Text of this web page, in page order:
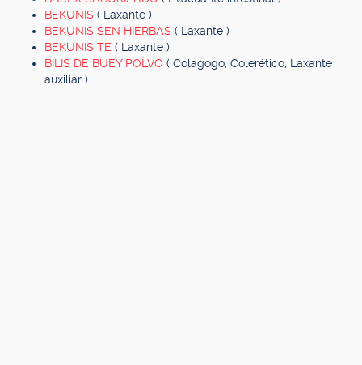
BEKUNIS ( Laxante )
BEKUNIS SEN HIERBAS ( Laxante )
BEKUNIS TE ( Laxante )
BILIS DE BUEY POLVO ( Colagogo, Colerético, Laxante
auxiliar )